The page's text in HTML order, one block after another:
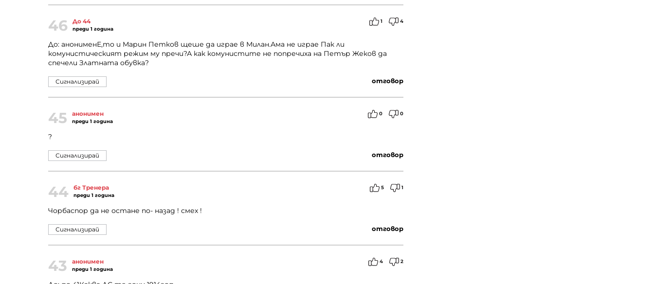
46 До 44
преди 1 година
1 4
До: анонименЕ,то и Марин Петков щеше да играе в Милан.Ама не играе Пак ли
комунистическият режим му пречи?А как комунистите не попречиха на Петър Жеков да
спечели Златната обувка?
отговор
Сигнализирай
45 анонимен
преди 1 година
0 0
?
отговор
Сигнализирай
44 бг Тренера
преди 1 година
5 1
Чорбаспор да не остане по- назад ! смех !
отговор
Сигнализирай
43 анонимен
преди 1 година
4 2